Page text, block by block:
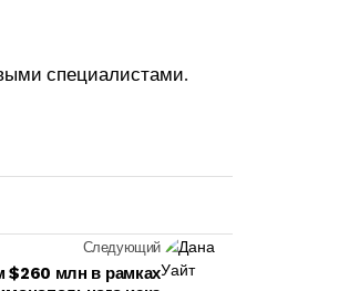
специалистами.
Следующий
$260 млн в рамках